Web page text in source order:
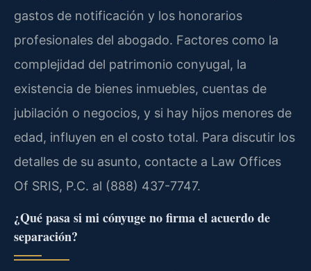
gastos de notificación y los honorarios
profesionales del abogado. Factores como la
complejidad del patrimonio conyugal, la
existencia de bienes inmuebles, cuentas de
jubilación o negocios, y si hay hijos menores de
edad, influyen en el costo total. Para discutir los
detalles de su asunto, contacte a Law Offices
Of SRIS, P.C. al (888) 437-7747.
¿Qué pasa si mi cónyuge no firma el acuerdo de
separación?